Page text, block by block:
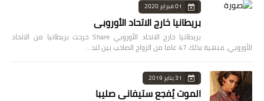
01 فبراير 2020
بريطانيا خارج الاتحاد الأوروبي
بريطانيا خارج الاتحاد الأوروبي Share خرجت بريطانيا من الاتحاد
الأوروبي، منهية بذلك 47 عاما من الزواج الصاخب بين لند…
31 يناير 2019
الموت يُفجع ستيفاني صليبا